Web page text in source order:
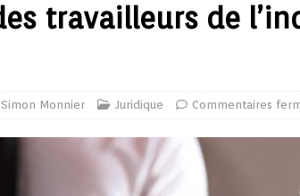
travailleurs de
Simon Monnier Juridique Commentaires